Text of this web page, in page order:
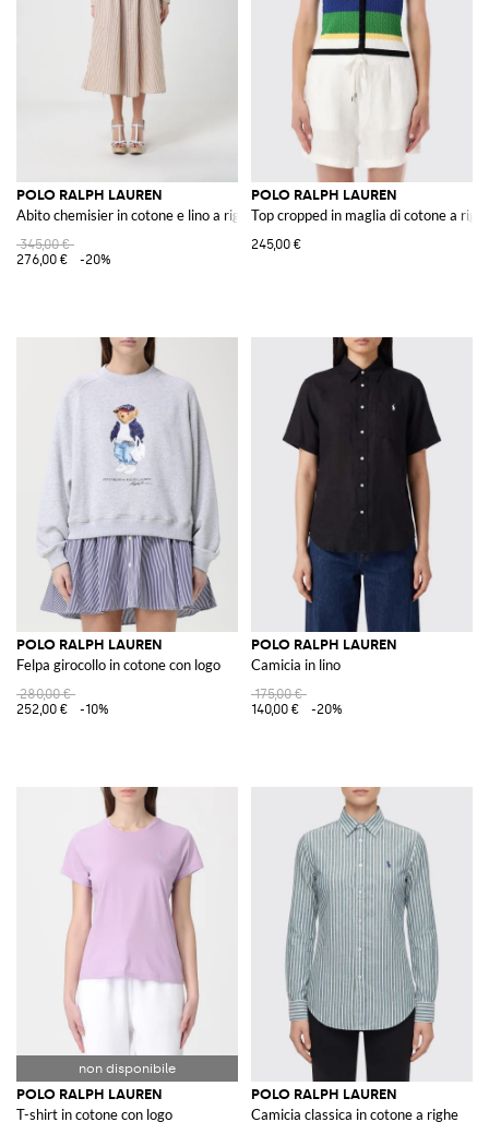
POLO RALPH LAUREN
Abito chemisier in cotone e lino a righe
345,00 €
276,00 €
-20%
POLO RALPH LAUREN
Top cropped in maglia di cotone a
245,00 €
POLO RALPH LAUREN
Felpa girocollo in cotone con logo
280,00 €
252,00 €
-10%
POLO RALPH LAUREN
Camicia in lino
175,00 €
140,00 €
-20%
POLO RALPH LAUREN
T-shirt in cotone con logo
POLO RALPH LAUREN
Camicia classica in cotone a righe